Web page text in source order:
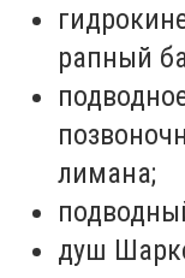
рапный
лимана;
душ